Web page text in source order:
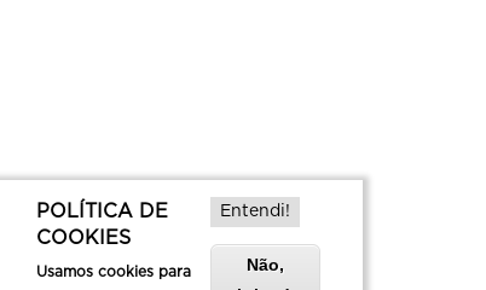
POLÍTICA DE
COOKIES
Usamos cookies para
Entendi!
Não,